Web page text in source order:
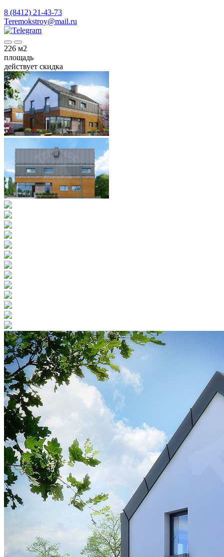
8 (8412) 21-43-73
Teremokstroy@mail.ru
226 м2
площадь
действует скидка